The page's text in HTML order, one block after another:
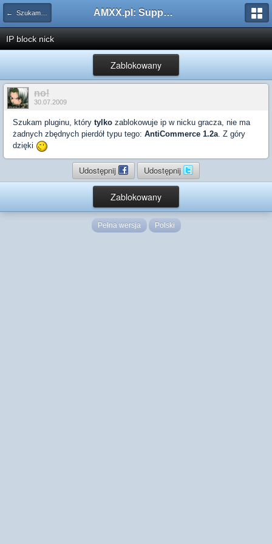
← Szukam pluginu AMXX.pl: Support AMX Mod X i SourceMod
IP block nick
Zablokowany
no!
30.07.2009
Szukam pluginu, który tylko zablokowuje ip w nicku gracza, nie ma
żadnych zbędnych pierdół typu tego: AntiCommerce 1.2a. Z góry
dzięki
Udostępnij Udostępnij
Zablokowany
Pełna wersja Polski